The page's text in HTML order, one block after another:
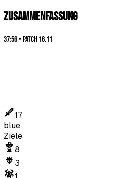
ZUSAMMENFASSUNG
37:56•Patch 16.11
17
blue
Ziele
8
3